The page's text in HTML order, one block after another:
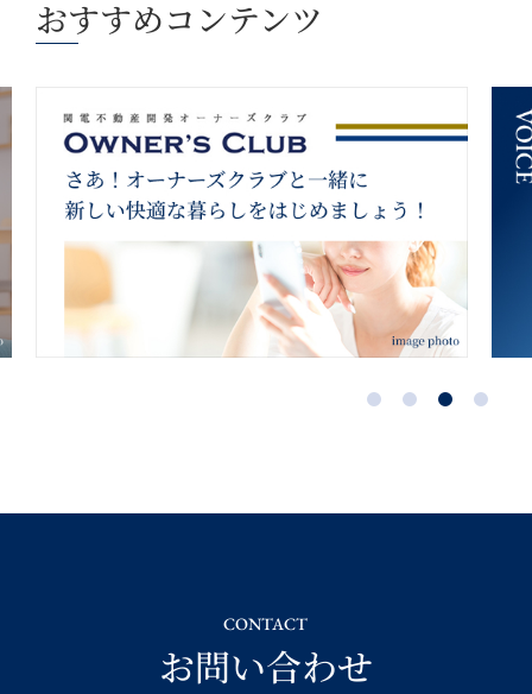
おすすめコンテンツ
CONTACT
お問い合わせ